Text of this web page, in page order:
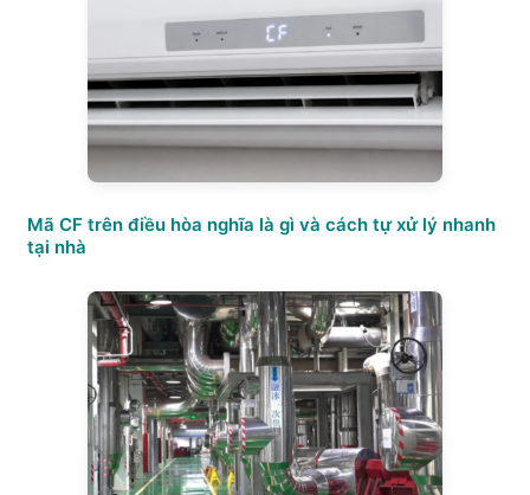
Mã CF trên điều hòa nghĩa là gì và cách tự xử lý nhanh
tại nhà